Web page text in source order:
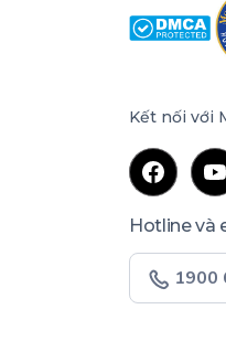
Kết nối với
Hotline và
1900